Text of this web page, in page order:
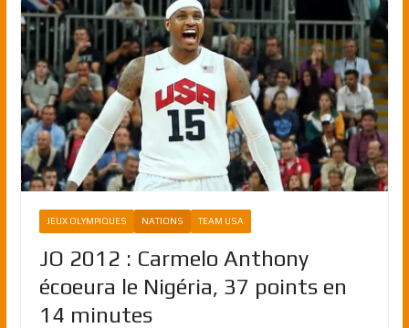
JEUX OLYMPIQUES NATIONS TEAM USA
JO 2012 : Carmelo Anthony
écoeura le Nigéria, 37 points en
14 minutes